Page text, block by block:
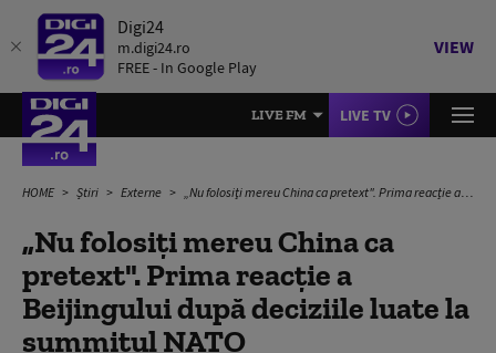
Digi24
m.digi24.ro
FREE - In Google Play
VIEW
LIVE FM LIVE TV
HOME Știri Externe „Nu folosiţi mereu China ca pretext". Prima reacție a Beijingului după deciziile luate la summitul NATO
„Nu folosiţi mereu China ca
pretext". Prima reacție a
Beijingului după deciziile luate la
summitul NATO